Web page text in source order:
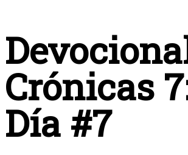
Crónicas
Día #7